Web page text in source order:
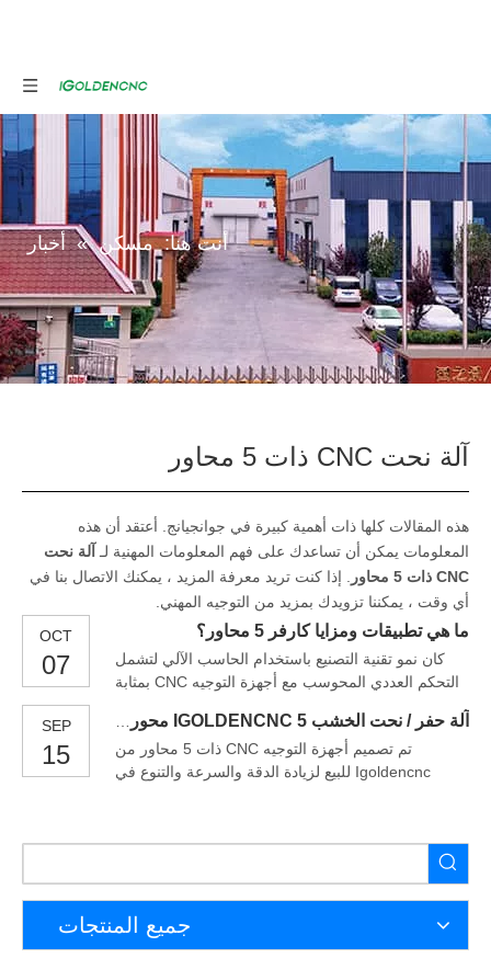
أنت هنا: مسكن » أخبار
آلة نحت CNC ذات 5 محاور
هذه المقالات كلها ذات أهمية كبيرة في جوانجيانج. أعتقد أن هذه
المعلومات يمكن أن تساعدك على فهم المعلومات المهنية لـ آلة نحت
CNC ذات 5 محاور
. إذا كنت تريد معرفة المزيد ، يمكنك الاتصال بنا في
أي وقت ، يمكننا تزويدك بمزيد من التوجيه المهني.
OCT
07
ما هي تطبيقات ومزايا كارفر 5 محاور؟
كان نمو تقنية التصنيع باستخدام الحاسب الآلي لتشمل
التحكم العددي المحوسب مع أجهزة التوجيه CNC بمثابة
قدرات كارفر ذات 5 محاور إلى الآلات. multiaxis بالقطع
SEP
15
تم تصميم أجهزة التوجيه CNC ذات 5 محاور من
Igoldencnc للبيع لزيادة الدقة والسرعة والتنوع في
مثالية للاستخدام في أي عملية إنتاج صناعي تقريبًا.
جميع المنتجات